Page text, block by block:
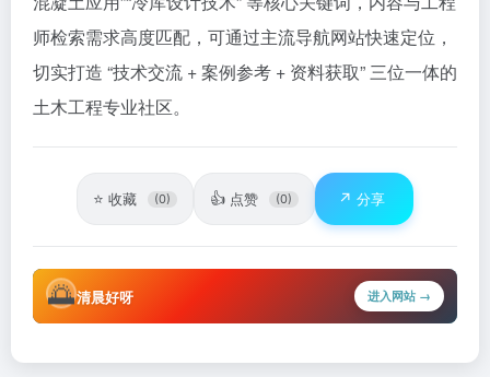
混凝土应用”“冷库设计技术” 等核心关键词，内容与工程
师检索需求高度匹配，可通过主流导航网站快速定位，
切实打造 “技术交流 + 案例参考 + 资料获取” 三位一体的
土木工程专业社区。
收藏 👍 点赞 分享
🌅清晨好呀 进入网站 →